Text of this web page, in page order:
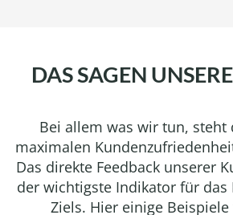
DAS SAGEN
Bei allem was wir tun, steht
maximalen
Das direkte Feedback unserer
der wichtigste Indikator für das
Ziels. Hier einige